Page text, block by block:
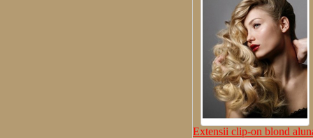
Extensii clip-on blond